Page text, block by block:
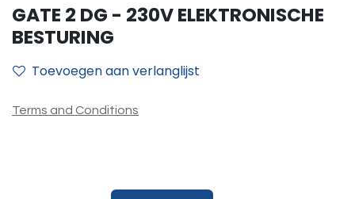
GATE 2 DG - 230V ELEKTRONISCHE
BESTURING
Toevoegen aan verlanglijst
Terms and Conditions